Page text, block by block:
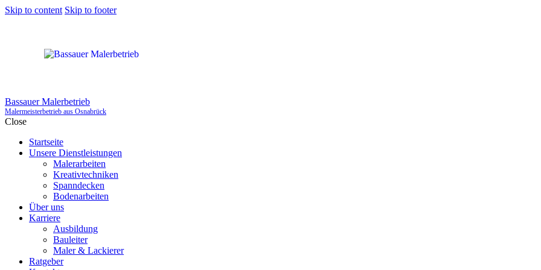
Skip to content Skip to footer
Bassauer Malerbetrieb
Malermeisterbetrieb aus Osnabrück
Close
Startseite
Unsere Dienstleistungen
Malerarbeiten
Kreativtechniken
Spanndecken
Bodenarbeiten
Über uns
Karriere
Ausbildung
Bauleiter
Maler & Lackierer
Ratgeber